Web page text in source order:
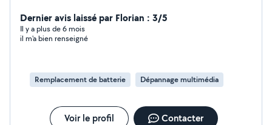
de faire pour éviter quiconque problème, sérieux
ponctuel et respectueux, rénovation d'intérieur,
extérieur, gros œuvre, mécanique auto et bien plus
Dernier avis laissé par Florian : 3/5
Il y a plus de 6 mois
il m'a bien renseigné
Remplacement de batterie Dépannage multimédia
Voir le profil Contacter